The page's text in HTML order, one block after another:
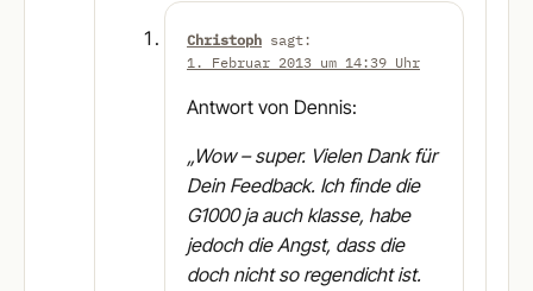
Christoph sagt:
1. Februar 2013 um 14:39 Uhr
Antwort von Dennis:
„Wow – super. Vielen Dank für
Dein Feedback. Ich finde die
G1000 ja auch klasse, habe
jedoch die Angst, dass die
doch nicht so regendicht ist.